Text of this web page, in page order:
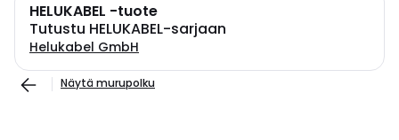
HELUKABEL -tuote
Tutustu HELUKABEL-sarjaan
Helukabel GmbH
Näytä murupolku